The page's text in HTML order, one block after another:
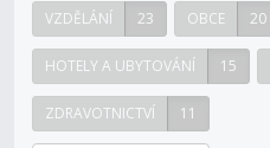
VZDĚLÁNÍ 23 OBCE 20
HOTELY A UBYTOVÁNÍ 15
ZDRAVOTNICTVÍ 11